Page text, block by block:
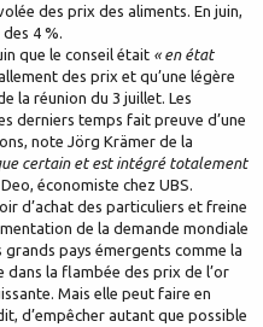
des prix des aliments. En juin,
4 %.
que le conseil était « en état
des prix et qu’une légère
la réunion du 3 juillet. Les
derniers temps fait preuve d’une
note Jörg Krämer de la
certain et est intégré totalement
économiste chez UBS.
d’achat des particuliers et freine
de la demande mondiale
pays émergents comme la
dans la flambée des prix de l’or
Mais elle peut faire en
d’empêcher autant que possible